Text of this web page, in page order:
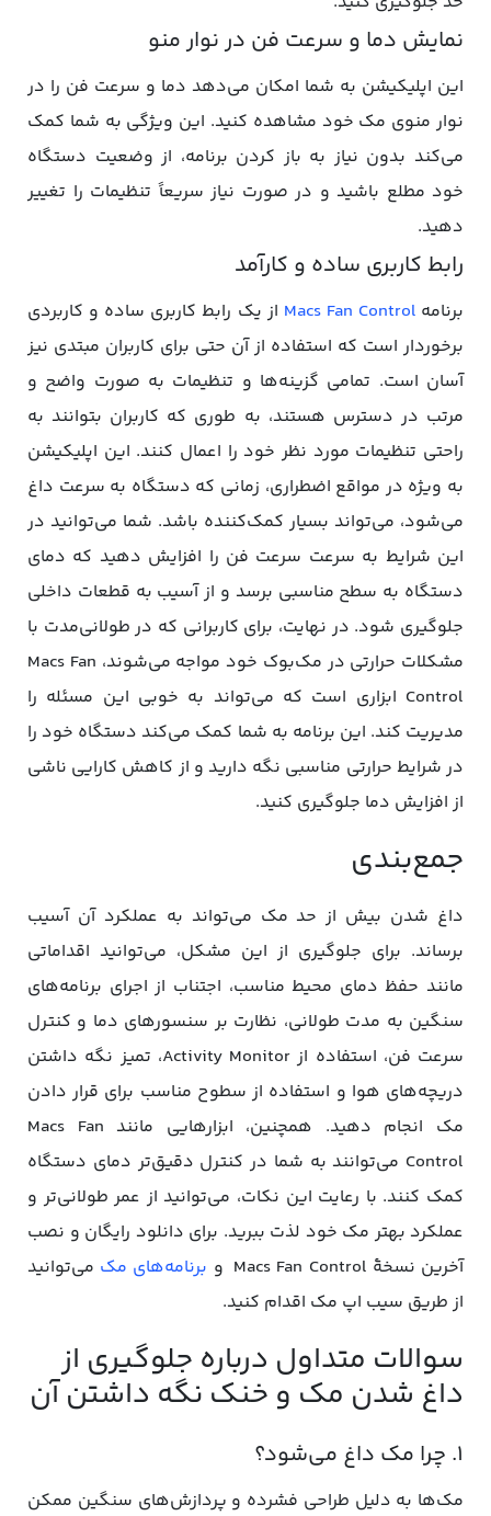
نمایش دما و سرعت فن در نوار منو
این اپلیکیشن به شما امکان می‌دهد دما و سرعت فن را در
نوار منوی مک خود مشاهده کنید. این ویژگی به شما کمک
می‌کند بدون نیاز به باز کردن برنامه، از وضعیت دستگاه
خود مطلع باشید و در صورت نیاز سریعاً تنظیمات را تغییر
دهید.
رابط کاربری ساده و کارآمد
برنامه Macs Fan Control از یک رابط کاربری ساده و کاربردی
برخوردار است که استفاده از آن حتی برای کاربران مبتدی نیز
آسان است. تمامی گزینه‌ها و تنظیمات به صورت واضح و
مرتب در دسترس هستند، به طوری که کاربران بتوانند به
راحتی تنظیمات مورد نظر خود را اعمال کنند. این اپلیکیشن
به ویژه در مواقع اضطراری، زمانی که دستگاه به سرعت داغ
می‌شود، می‌تواند بسیار کمک‌کننده باشد. شما می‌توانید در
این شرایط به سرعت سرعت فن را افزایش دهید که دمای
دستگاه به سطح مناسبی برسد و از آسیب به قطعات داخلی
جلوگیری شود. در نهایت، برای کاربرانی که در طولانی‌مدت با
مشکلات حرارتی در مک‌بوک خود مواجه می‌شوند، Macs Fan
Control ابزاری است که می‌تواند به خوبی این مسئله را
مدیریت کند. این برنامه به شما کمک می‌کند دستگاه خود را
در شرایط حرارتی مناسبی نگه دارید و از کاهش کارایی ناشی
از افزایش دما جلوگیری کنید.
جمع‌بندی
داغ شدن بیش از حد مک می‌تواند به عملکرد آن آسیب
برساند. برای جلوگیری از این مشکل، می‌توانید اقداماتی
مانند حفظ دمای محیط مناسب، اجتناب از اجرای برنامه‌های
سنگین به مدت طولانی، نظارت بر سنسورهای دما و کنترل
سرعت فن، استفاده از Activity Monitor، تمیز نگه داشتن
دریچه‌های هوا و استفاده از سطوح مناسب برای قرار دادن
مک انجام دهید. همچنین، ابزارهایی مانند Macs Fan
Control می‌توانند به شما در کنترل دقیق‌تر دمای دستگاه
کمک کنند. با رعایت این نکات، می‌توانید از عمر طولانی‌تر و
عملکرد بهتر مک خود لذت ببرید. برای دانلود رایگان و نصب
آخرین نسخۀ Macs Fan Control و
برنامه‌های مک می‌توانید
از طریق سیب اپ مک اقدام کنید.
سوالات متداول درباره جلوگیری از
داغ شدن مک و خنک نگه داشتن آن
۱. چرا مک داغ می‌شود؟
مک‌ها به دلیل طراحی فشرده و پردازش‌های سنگین ممکن